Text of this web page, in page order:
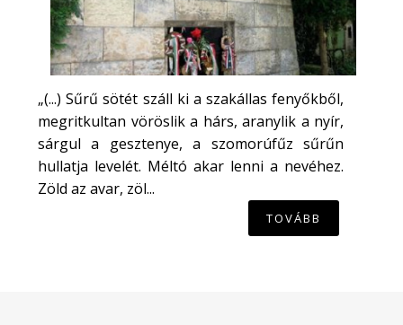
„(...) Sűrű sötét száll ki a szakállas fenyőkből,
megritkultan vöröslik a hárs, aranylik a nyír,
sárgul a gesztenye, a szomorúfűz sűrűn
hullatja levelét. Méltó akar lenni a nevéhez.
Zöld az avar, zöl...
TOVÁBB